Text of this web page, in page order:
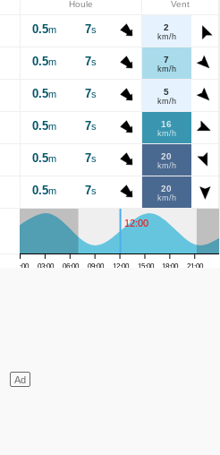
Houle Vent
0.5m 7s 2
km/h
0.5m 7s 7
km/h
0.5m 7s 5
km/h
0.5m 7s 16
km/h
0.5m 7s 20
km/h
0.5m 7s 20
km/h
12:00
00:00 03:00 06:00 09:00 12:00 15:00 18:00 21:00